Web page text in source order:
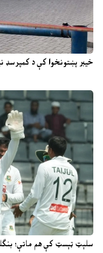
خیبر پښتونخوا کې د
سلېټ ټېسټ کې هم ماتې؛